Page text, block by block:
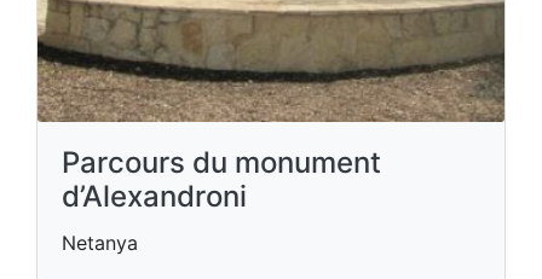
Parcours du monument
d’Alexandroni
Netanya